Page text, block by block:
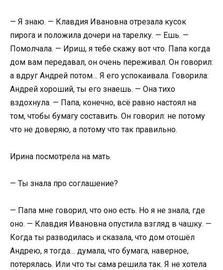
— Я знаю. — Клавдия Ивановна отрезала кусок
пирога и положила дочери на тарелку. — Ешь. —
Помолчала. — Ириш, я тебе скажу вот что. Папа когда
дом вам передавал, он очень переживал. Он говорил:
а вдруг Андрей потом… Я его успокаивала. Говорила:
Андрей хороший, ты его знаешь. — Она тихо
вздохнула. — Папа, конечно, всё равно настоял на
том, чтобы бумагу составить. Он говорил: не потому
что не доверяю, а потому что так правильно.
Ирина посмотрела на мать.
— Ты знала про соглашение?
— Папа мне говорил, что оно есть. Но я не знала, где
оно. — Клавдия Ивановна опустила взгляд в чашку. —
Когда ты разводилась и сказала, что дом отошёл
Андрею, я тогда… думала, что бумага, наверное,
потерялась. Или что ты сама решила так. Я не хотела